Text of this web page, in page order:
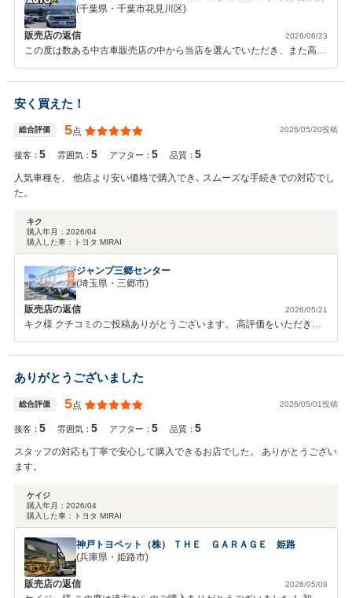
(千葉県・千葉市花見川区)
販売店の返信 2026/06/23
この度は数ある中古車販売店の中から当店を選んでいただき、また高評
れたこと、全体を通してご満足していただけたこと、大変嬉しく感じス
ただけるよう、努めて参ります。 また機会がございましたらよろしく
お願いいたします。 素敵なカーライフをお過ごしください♪
安く買えた！
総合評価 5点 2026/05/20投稿
接客：5 雰囲気：5 アフター：5 品質：5
人気車種を、 他店より安い価格で購入でき､ スムーズな手続きでの対応でし
た。
キク
購入年月： 2026/04
購入した車：
トヨタ MIRAI
ジャンプ三郷センター
(埼玉県・三郷市)
販売店の返信 2026/05/21
キク様 クチコミのご投稿ありがとうございます。 高評価をいただき重
ねてお礼申し上げます。 今後も皆様のご期待に添えますようスタッフ
全員努めてまいります。 次回ご購入の際にも、よろしくお願いいたし
ありがとうございました
総合評価 5点 2026/05/01投稿
接客：5 雰囲気：5 アフター：5 品質：5
スタッフの対応も丁寧で安心して購入できるお店でした。 ありがとうござい
ます。
ケイジ
購入年月： 2026/04
購入した車：
トヨタ MIRAI
神戸トヨペット（株） ＴＨＥ ＧＡＲＡＧＥ 姫路
(兵庫県・姫路市)
販売店の返信 2026/05/08